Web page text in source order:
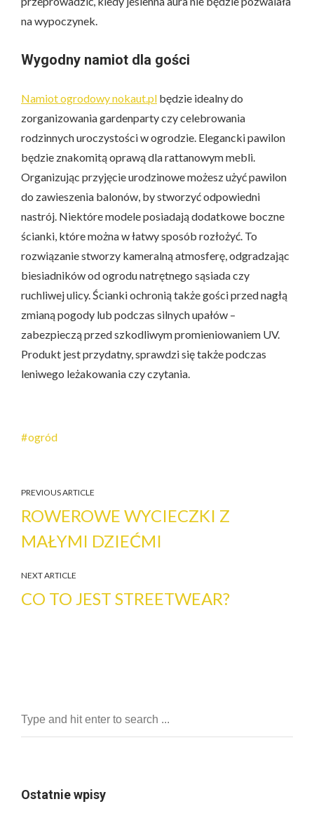
na wypoczynek.
Wygodny namiot dla gości
Namiot ogrodowy nokaut.pl będzie idealny do
zorganizowania gardenparty czy celebrowania
rodzinnych uroczystości w ogrodzie. Elegancki pawilon
będzie znakomitą oprawą dla rattanowym mebli.
Organizując przyjęcie urodzinowe możesz użyć pawilon
do zawieszenia balonów, by stworzyć odpowiedni
nastrój. Niektóre modele posiadają dodatkowe boczne
ścianki, które można w łatwy sposób rozłożyć. To
rozwiązanie stworzy kameralną atmosferę, odgradzając
biesiadników od ogrodu natrętnego sąsiada czy
ruchliwej ulicy. Ścianki ochronią także gości przed nagłą
zmianą pogody lub podczas silnych upałów –
zabezpieczą przed szkodliwym promieniowaniem UV.
Produkt jest przydatny, sprawdzi się także podczas
leniwego leżakowania czy czytania.
ogród
PREVIOUS ARTICLE
ROWEROWE WYCIECZKI Z
MAŁYMI DZIEĆMI
NEXT ARTICLE
CO TO JEST STREETWEAR?
Ostatnie wpisy